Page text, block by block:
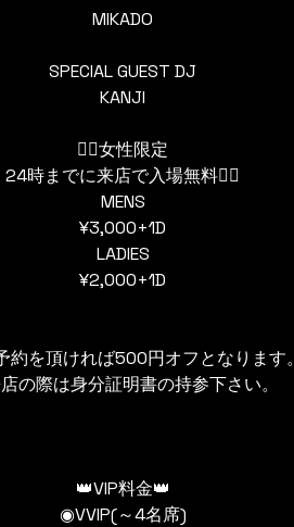
MIKADO
SPECIAL GUEST DJ
KANJI
👯‍♀️女性限定
24時までに来店で入場無料👯‍♀️
MENS
¥3,000+1D
LADIES
¥2,000+1D
約を頂ければ500円オフとなります。
の際は身分証明書の持参下さい。
👑VIP料金👑
◉VVIP(～4名席)